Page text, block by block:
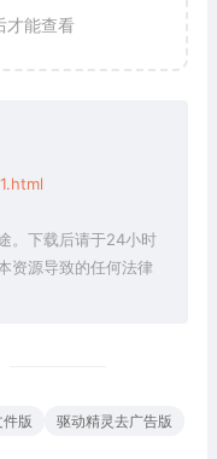
才能查看
。下载后请于24小时
资源导致的任何法律
版 驱动精灵去广告版